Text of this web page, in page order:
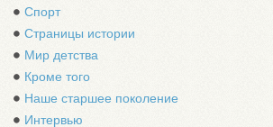
Спорт
Страницы истории
Мир детства
Кроме того
Наше старшее поколение
Интервью